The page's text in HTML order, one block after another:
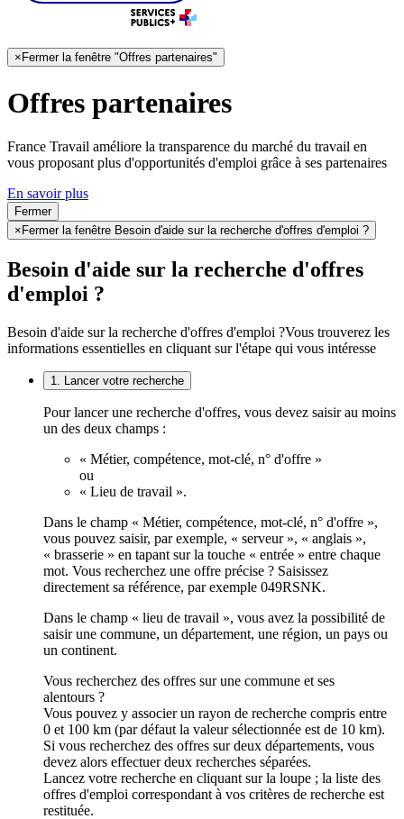
× Fermer la fenêtre "Offres partenaires"
Offres partenaires
France Travail améliore la transparence du marché du travail en
vous proposant plus d'opportunités d'emploi grâce à ses partenaires
En savoir plus
Fermer
× Fermer la fenêtre Besoin d'aide sur la recherche d'offres d'emploi ?
Besoin d'aide sur la recherche d'offres
d'emploi ?
Besoin d'aide sur la recherche d'offres d'emploi ?Vous trouverez les
informations essentielles en cliquant sur l'étape qui vous intéresse
1. Lancer votre recherche
Pour lancer une recherche d'offres, vous devez saisir au moins
un des deux champs :
« Métier, compétence, mot-clé, n° d'offre »
ou
« Lieu de travail ».
Dans le champ « Métier, compétence, mot-clé, n° d'offre »,
vous pouvez saisir, par exemple, « serveur », « anglais »,
« brasserie » en tapant sur la touche « entrée » entre chaque
mot. Vous recherchez une offre précise ? Saisissez
directement sa référence, par exemple 049RSNK.
Dans le champ « lieu de travail », vous avez la possibilité de
saisir une commune, un département, une région, un pays ou
un continent.
Vous recherchez des offres sur une commune et ses
alentours ?
Vous pouvez y associer un rayon de recherche compris entre
0 et 100 km (par défaut la valeur sélectionnée est de 10 km).
Si vous recherchez des offres sur deux départements, vous
devez alors effectuer deux recherches séparées.
Lancez votre recherche en cliquant sur la loupe ; la liste des
offres d'emploi correspondant à vos critères de recherche est
restituée.